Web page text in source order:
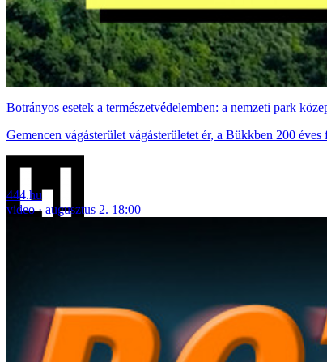
Botrányos esetek a természetvédelemben: a nemzeti park
Gemencen vágásterület vágásterületet ér, a Bükkben 200
444.hu
video
augusztus 2. 18:00